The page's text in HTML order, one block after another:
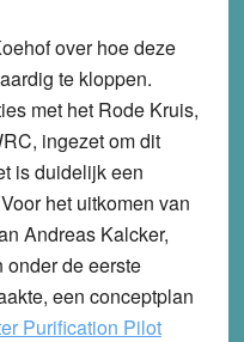
over hoe deze
te kloppen.
met het Rode Kruis,
ingezet om dit
is duidelijk een
het uitkomen van
Andreas Kalcker,
onder de eerste
een conceptplan
Purification Pilot